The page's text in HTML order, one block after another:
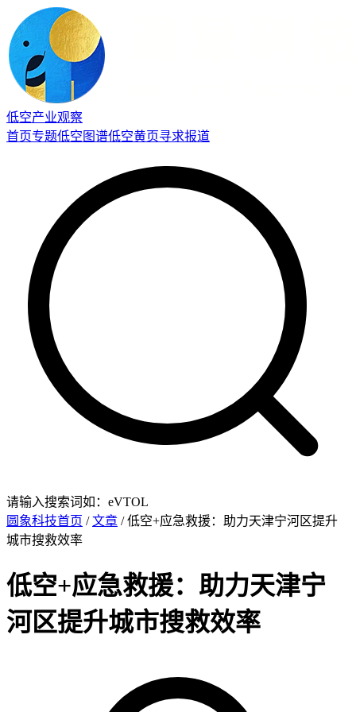
低空产业观察
首页专题低空图谱低空黄页寻求报道
请输入搜索词如：eVTOL
圆象科技首页 /文章 / 低空+应急救援：助力天津宁河区提升
城市搜救效率
低空+应急救援：助力天津宁
河区提升城市搜救效率